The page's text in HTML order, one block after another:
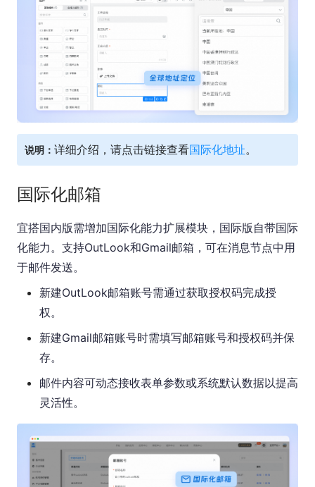
说明： 详细介绍，请点击链接查看国际化地址。
国际化邮箱
宜搭国内版需增加国际化能力扩展模块，国际版自带国际
化能力。支持OutLook和Gmail邮箱，可在消息节点中用
于邮件发送。
新建OutLook邮箱账号需通过获取授权码完成授
权。
新建Gmail邮箱账号时需填写邮箱账号和授权码并保
存。
邮件内容可动态接收表单参数或系统默认数据以提高
灵活性。